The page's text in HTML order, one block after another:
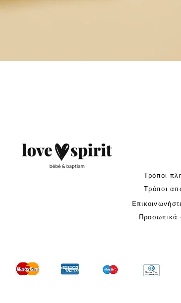
Τρόποι
Τρόποι
Προσωπικά